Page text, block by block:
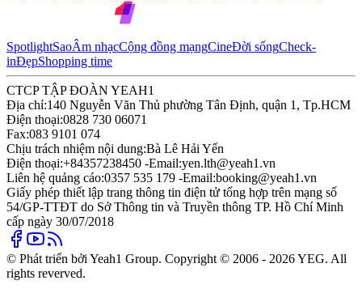
SpotlightSaoÂm nhạcCộng đồng mạngCineĐời sốngCheck-
inĐẹpShopping time
CTCP TẬP ĐOÀN YEAH1
Địa chỉ:140 Nguyễn Văn Thủ phường Tân Định, quận 1, Tp.HCM
Điện thoại:0828 730 06071
Fax:083 9101 074
Chịu trách nhiệm nội dung:Bà Lê Hải Yến
Điện thoại:+84357238450 -Email:yen.lth@yeah1.vn
Liên hệ quảng cáo:0357 535 179 -Email:booking@yeah1.vn
Giấy phép thiết lập trang thông tin điện tử tổng hợp trên mạng số
54/GP-TTĐT do Sở Thông tin và Truyền thông TP. Hồ Chí Minh
cấp ngày 30/07/2018
© Phát triển bởi Yeah1 Group. Copyright © 2006 - 2026 YEG. All
rights reverved.